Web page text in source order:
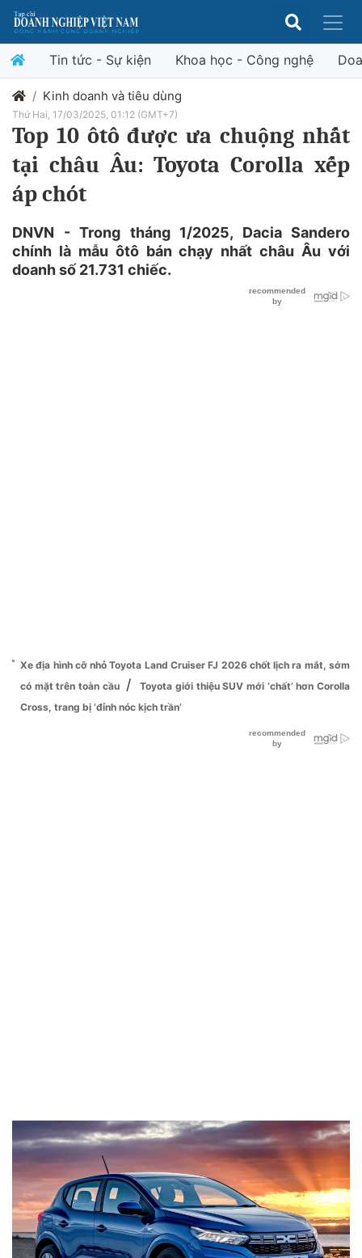
Tin tức - Sự kiện Khoa học - Công nghệ
Kinh doanh và tiêu dùng
Thứ Hai, 17/03/2025, 01:12 (GMT+7)
Top 10 ôtô được ưa chuộng nhất
tại châu Âu: Toyota Corolla xếp
áp chót
DNVN - Trong tháng 1/2025, Dacia Sandero
chính là mẫu ôtô bán chạy nhất châu Âu với
doanh số 21.731 chiếc.
Xe địa hình cỡ nhỏ Toyota Land Cruiser FJ 2026 chốt lịch ra mắt, sớm
có mặt trên toàn cầu /
Toyota giới thiệu SUV mới ‘chất’ hơn Corolla
Cross, trang bị ‘đỉnh nóc kịch trần’